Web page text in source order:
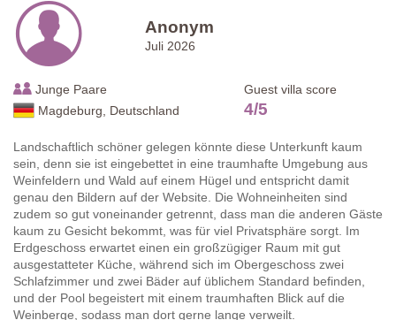
Anonym
Juli 2026
Junge Paare
Magdeburg, Deutschland
Guest villa score
4/5
Landschaftlich schöner gelegen könnte diese Unterkunft kaum
sein, denn sie ist eingebettet in eine traumhafte Umgebung aus
Weinfeldern und Wald auf einem Hügel und entspricht damit
genau den Bildern auf der Website. Die Wohneinheiten sind
zudem so gut voneinander getrennt, dass man die anderen Gäste
kaum zu Gesicht bekommt, was für viel Privatsphäre sorgt. Im
Erdgeschoss erwartet einen ein großzügiger Raum mit gut
ausgestatteter Küche, während sich im Obergeschoss zwei
Schlafzimmer und zwei Bäder auf üblichem Standard befinden,
und der Pool begeistert mit einem traumhaften Blick auf die
Weinberge, sodass man dort gerne lange verweilt.